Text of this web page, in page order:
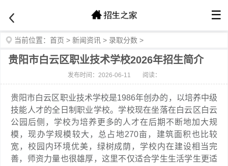
☰
当前位置： 首页 > 新闻资讯 > 录取分数 >
贵阳市白云区职业技术学校2026年招生简介
发布时间：2026-06-11 阅读：
贵阳市白云区职业技术学校是1986年创办的，以培养中级
技能人才的全日制职业学校。学校现在坐落在白云区白云
公园后侧，学校为培养更多的人才在后期不断地加大规
模，现办学规模较大，总占地270亩，建筑面积也比较
宽，校园内环境优美，绿树成荫，学校内在建设相当完
善，师资力量也很雄厚，这里不仅适合学生生活学生更适